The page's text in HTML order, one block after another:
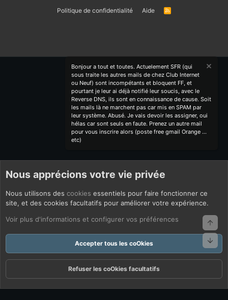
Politique de confidentialité
Aide
R
Bonjour a tout et toutes. Actuelement SFR (qui
sous traite les autres mails de chez Club Internet
ou Neuf) sont incompétants et bloquent FF, et
pourtant je leur ai déjà notifié leur soucis, avec le
Reverse DNS, ils sont en connaissance de cause. Soit
les mails là ne marchent pas car mis en SPAM par
leur système. Abusé. Je vais devoir les assigner, oui
hélas car sont seuls en faute. Prenez un autre mail
pour vous inscrire alors (poste free gmail Orange ...
etc)
Nous apprécions votre vie privée
Nous utilisons des cookies essentiels pour faire fonctionner ce
site, et des cookies facultatifs pour améliorer votre expérience.
Voir plus d'informations et configurer vos préférences
Accepter tous les coOkies
Refuser les coOkies facultatifs